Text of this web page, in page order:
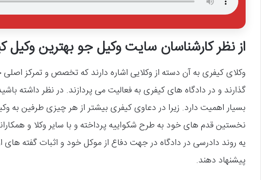
از نظر کارشناسان سایت وکیل جو بهترین
وکلای کیفری به آن دسته از وکلایی اشاره دارند که تخصص و تمرکز
گذارند و در دادگاه‌ های کیفری به فعالیت می‌ پردازند. در نظر داشته
بسیار اهمیت دارد. زیرا در دعاوی کیفری بیشتر از هر چیزی طرفین به
نخستین قدم‌ های خود به طرح شکواییه پرداخته و با سایر وکلا و
یه روند دادرسی در دادگاه در جهت دفاع از موکل خود و اثبات گفته‌ های
پیشنهاد دهند.